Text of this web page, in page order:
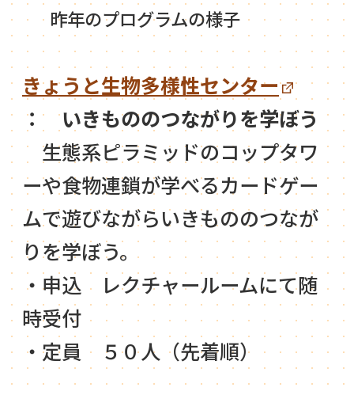
昨年のプログラムの様子
きょうと生物多様性センター
： いきもののつながりを学ぼう
生態系ピラミッドのコップタワ
ーや食物連鎖が学べるカードゲー
ムで遊びながらいきもののつなが
りを学ぼう。
・申込 レクチャールームにて随
時受付
・定員 ５０人（先着順）